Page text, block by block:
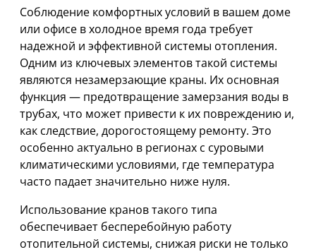
Соблюдение комфортных условий в вашем доме
или офисе в холодное время года требует
надежной и эффективной системы отопления.
Одним из ключевых элементов такой системы
являются незамерзающие краны. Их основная
функция — предотвращение замерзания воды в
трубах, что может привести к их повреждению и,
как следствие, дорогостоящему ремонту. Это
особенно актуально в регионах с суровыми
климатическими условиями, где температура
часто падает значительно ниже нуля.
Использование кранов такого типа
обеспечивает бесперебойную работу
отопительной системы, снижая риски не только